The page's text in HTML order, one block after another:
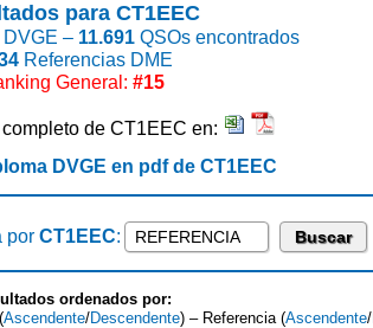
para CT1EEC
– 11.691QSOs encontrados
Referencias DME
General: #15
de CT1EEC en:
DVGE en pdf de CT1EEC
por CT1EEC:
ordenados por:
Ascendente/Descendente) – Referencia (Ascendente/